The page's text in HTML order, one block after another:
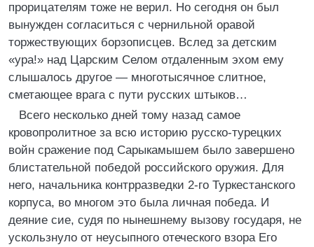
прорицателям тоже не верил. Но сегодня он был
вынужден согласиться с чернильной оравой
торжествующих борзописцев. Вслед за детским
«ура!» над Царским Селом отдаленным эхом ему
слышалось другое — многотысячное слитное,
сметающее врага с пути русских штыков…
Всего несколько дней тому назад самое
кровопролитное за всю историю русско-турецких
войн сражение под Сарыкамышем было завершено
блистательной победой российского оружия. Для
него, начальника контрразведки 2-го Туркестанского
корпуса, во многом это была личная победа. И
деяние сие, судя по нынешнему вызову государя, не
ускользнуло от неусыпного отеческого взора Его